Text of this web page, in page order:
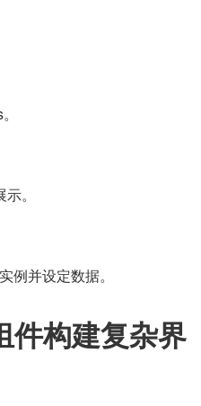
。
例并设定数据。
件构建复杂界